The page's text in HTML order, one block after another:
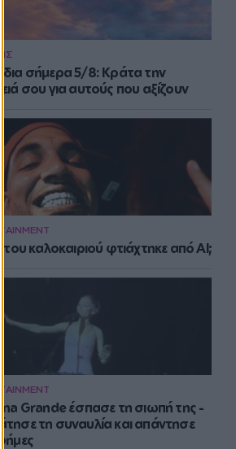
σήμερα 5/8: Κράτα την
σου για αυτούς που αξίζουν
του καλοκαιριού φτιάχτηκε από AI;
Grande έσπασε τη σιωπή της -
τη συναυλία και απάντησε